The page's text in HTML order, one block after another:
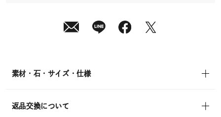
素材・石・サイズ・仕様
返品交換について